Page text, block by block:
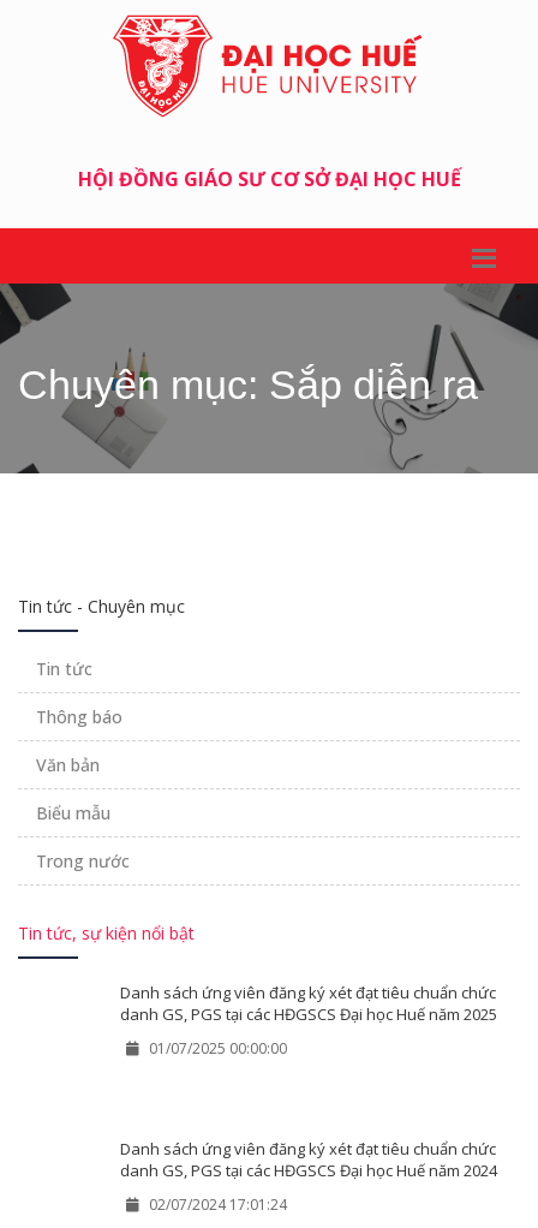
HỘI ĐỒNG GIÁO SƯ CƠ SỞ ĐẠI HỌC HUẾ
Chuyên mục: Sắp diễn ra
Tin tức - Chuyên mục
Tin tức
Thông báo
Văn bản
Biểu mẫu
Trong nước
Tin tức, sự kiện nổi bật
Danh sách ứng viên đăng ký xét đạt tiêu chuẩn chức
danh GS, PGS tại các HĐGSCS Đại học Huế năm 2025
01/07/2025 00:00:00
Danh sách ứng viên đăng ký xét đạt tiêu chuẩn chức
danh GS, PGS tại các HĐGSCS Đại học Huế năm 2024
02/07/2024 17:01:24